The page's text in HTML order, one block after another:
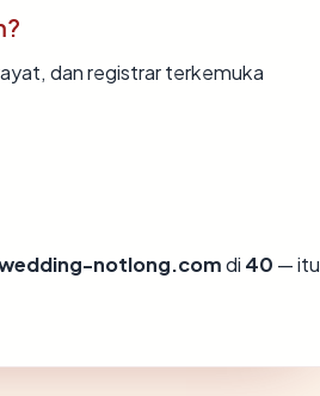
dan registrar terkemuka
notlong.comdi 40 — itu